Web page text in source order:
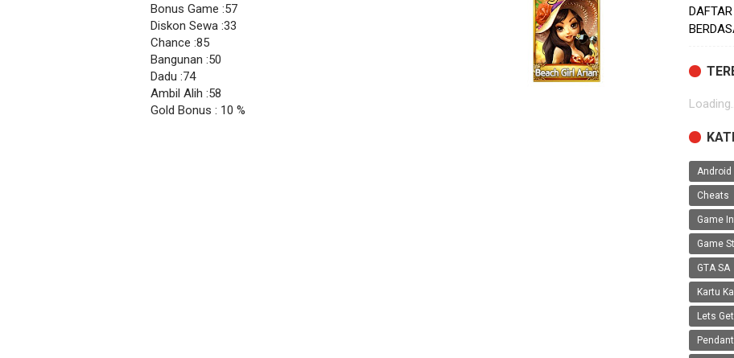
Bonus Game :57
Diskon Sewa :33
Chance :85
Bangunan :50
Dadu :74
Ambil Alih :58
Gold Bonus : 10 %
Android
Cheats
Game
Game
GTA SA
Kartu
Lets
Pendant